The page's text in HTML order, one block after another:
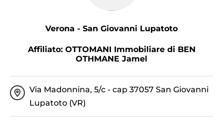
Verona - San Giovanni Lupatoto
Affiliato: OTTOMANI Immobiliare di BEN
OTHMANE Jamel
Via Madonnina, 5/c - cap 37057 San Giovanni
Lupatoto (VR)